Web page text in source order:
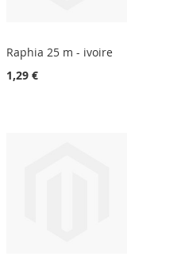
Raphia 25 m - ivoire
1,29 €